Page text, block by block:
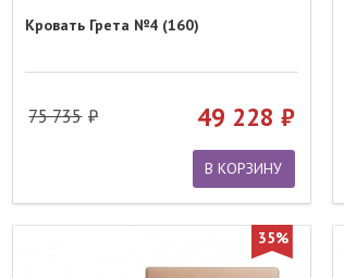
Кровать Грета №4 (160)
75 735 49 228
В КОРЗИНУ
35%